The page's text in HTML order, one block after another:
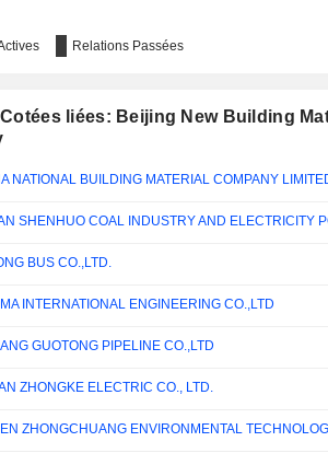
Relations Passées
liées: Beijing New Building
NATIONAL BUILDING MATERIAL COMPANY
SHENHUO COAL INDUSTRY AND ELECTRICITY
BUS CO.,LTD.
INTERNATIONAL ENGINEERING CO.,LTD
GUOTONG PIPELINE CO.,LTD
ZHONGKE ELECTRIC CO., LTD.
ZHONGCHUANG ENVIRONMENTAL